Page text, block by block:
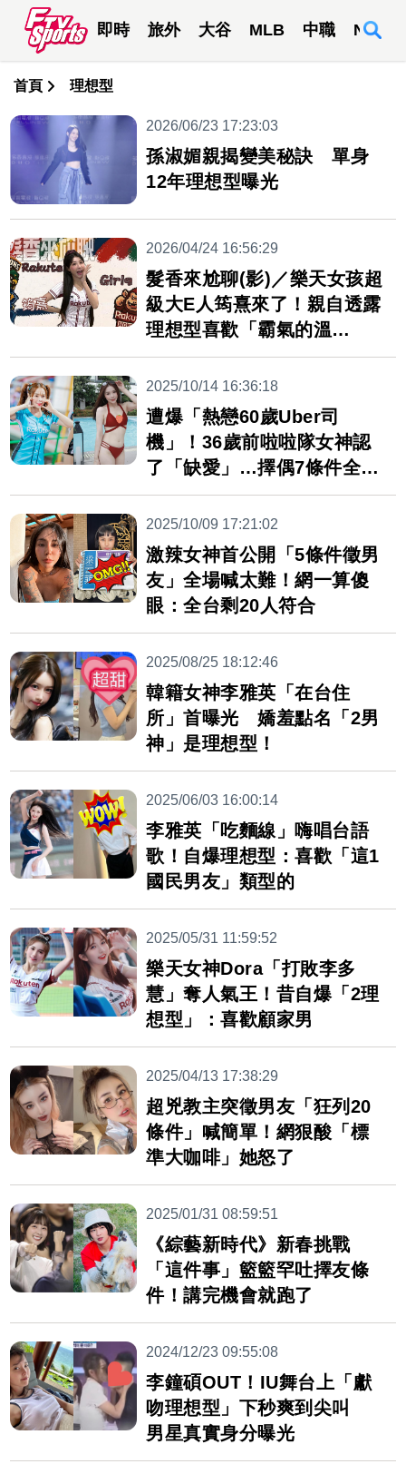
即時 旅外 大谷 MLB 中職 NBA
首頁 理想型
2026/06/23 17:23:03
孫淑媚親揭變美秘訣 單身
12年理想型曝光
2026/04/24 16:56:29
髮香來尬聊(影)／樂天女孩超
級大E人筠熹來了！親自透露
理想型喜歡「霸氣的溫
柔？」
2025/10/14 16:36:18
遭爆「熱戀60歲Uber司
機」！36歲前啦啦隊女神認
了「缺愛」…擇偶7條件全說
了
2025/10/09 17:21:02
激辣女神首公開「5條件徵男
友」全場喊太難！網一算傻
眼：全台剩20人符合
2025/08/25 18:12:46
韓籍女神李雅英「在台住
所」首曝光 嬌羞點名「2男
神」是理想型！
2025/06/03 16:00:14
李雅英「吃麵線」嗨唱台語
歌！自爆理想型：喜歡「這1
國民男友」類型的
2025/05/31 11:59:52
樂天女神Dora「打敗李多
慧」奪人氣王！昔自爆「2理
想型」：喜歡顧家男
2025/04/13 17:38:29
超兇教主突徵男友「狂列20
條件」喊簡單！網狠酸「標
準大咖啡」她怒了
2025/01/31 08:59:51
《綜藝新時代》新春挑戰
「這件事」籃籃罕吐擇友條
件！講完機會就跑了
2024/12/23 09:55:08
李鐘碩OUT！IU舞台上「獻
吻理想型」下秒爽到尖叫
男星真實身分曝光